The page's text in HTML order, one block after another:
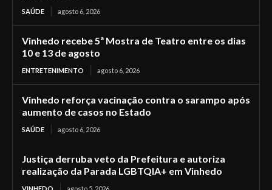
SAÚDE agosto 6, 2026
Vinhedo recebe 5ª Mostra de Teatro entre os dias
10 e 13 de agosto
ENTRETENIMENTO agosto 6, 2026
Vinhedo reforça vacinação contra o sarampo após
aumento de casos no Estado
SAÚDE agosto 6, 2026
Justiça derruba veto da Prefeitura e autoriza
realização da Parada LGBTQIA+ em Vinhedo